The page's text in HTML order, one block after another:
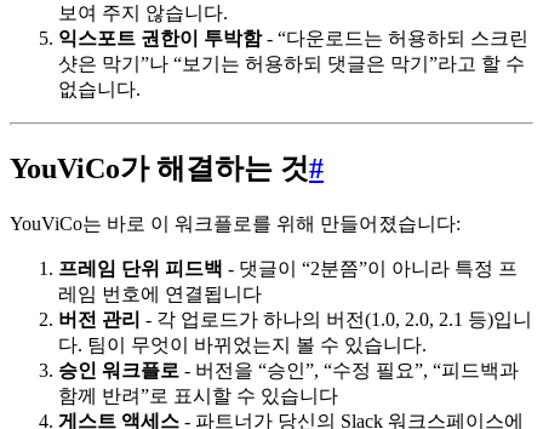
보여 주지 않습니다.
익스포트 권한이 투박함- “다운로드는 허용하되 스크린
샷은 막기”나 “보기는 허용하되 댓글은 막기”라고 할 수
없습니다.
YouViCo가 해결하는 것#
YouViCo는 바로 이 워크플로를 위해 만들어졌습니다:
프레임 단위 피드백 - 댓글이 “2분쯤”이 아니라 특정 프
레임 번호에 연결됩니다
버전 관리 - 각 업로드가 하나의 버전(1.0, 2.0, 2.1 등)입니
다. 팀이 무엇이 바뀌었는지 볼 수 있습니다.
승인 워크플로 - 버전을 “승인”, “수정 필요”, “피드백과
함께 반려”로 표시할 수 있습니다
게스트 액세스 - 파트너가 당신의 Slack 워크스페이스에